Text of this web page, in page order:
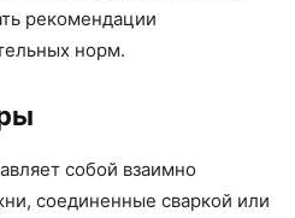
рекомендации
норм.
собой взаимно
соединенные сваркой или